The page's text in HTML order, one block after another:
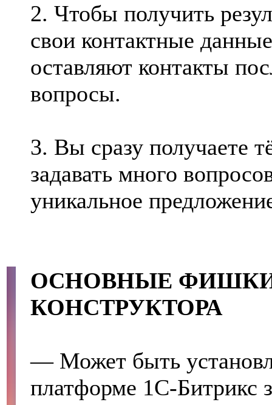
2. Чтобы получить
свои контактные
оставляют контакты
вопросы.
3. Вы сразу получаете
задавать много
уникальное
ОСНОВНЫЕ
КОНСТРУКТОРА
— Может быть
платформе 1С-Битрикс